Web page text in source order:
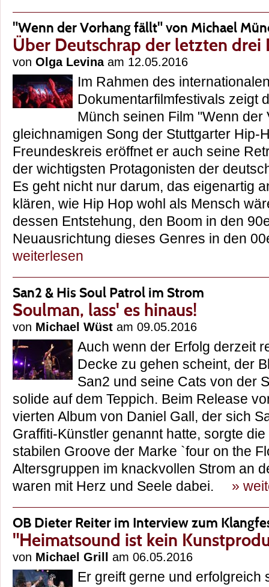
"Wenn der Vorhang fällt" von Michael
Über Deutschrap der letzten drei
von Olga Levinaam 12.05.2016
Im Rahmen des
Dokumentarfilmfestivals zeigt
Münch seinen Film "Wenn der
gleichnamigen Song der Stuttgarter Hip-
Freundeskreis eröffnet er auch seine
der wichtigsten Protagonisten der
Es geht nicht nur darum, das eigenartig
klären, wie Hip Hop wohl als Mensch
dessen Entstehung, den Boom in den
Neuausrichtung dieses Genres in den
weiterlesen
San2 & His Soul Patrol im Strom
Soulman, lass' es hinaus!
von Michael Wüst am 09.05.2016
Auch wenn der Erfolg derzeit
Decke zu gehen scheint, der
San2 und seine Cats von der
solide auf dem Teppich. Beim Release
vierten Album von Daniel Gall, der sich
Graffiti-Künstler genannt hatte, sorgte
stabilen Groove der Marke `four on the
Altersgruppen im knackvollen Strom an
waren mit Herz und Seele dabei. »
OB Dieter Reiter im Interview zum
"Heimatsound ist kein
von Michael Grill am 06.05.2016
Er greift gerne und erfolgreich